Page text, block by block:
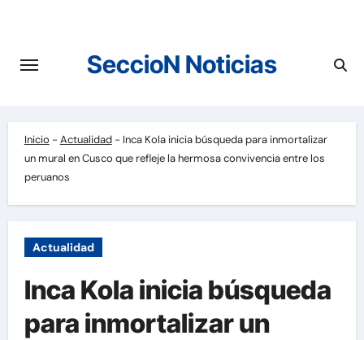
contenido
SeccioN Noticias
Inicio - Actualidad- Inca Kola inicia búsqueda para inmortalizar
un mural en Cusco que refleje la hermosa convivencia entre los
peruanos
Actualidad
Inca Kola inicia búsqueda
para inmortalizar un